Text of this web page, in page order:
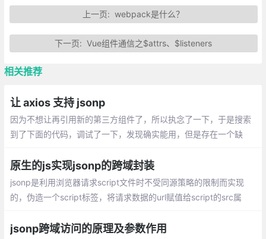
上一页:webpack是什么？
下一页:Vue组件通信之$attrs、$listeners
相关推荐
让 axios 支持 jsonp
因为不想让再引用新的第三方组件了，所以执念了一下，于是搜索
到了下面的代码，调试了一下，发现确实能用，但是存在一个缺
原生的js实现jsonp的跨域封装
jsonp是利用浏览器请求script文件时不受同源策略的限制而实现
的，伪造一个script标签，将请求数据的url赋值给script的src属
般时一段js代码，即函数的调用代码。
jsonp跨域访问的原理及参数作用